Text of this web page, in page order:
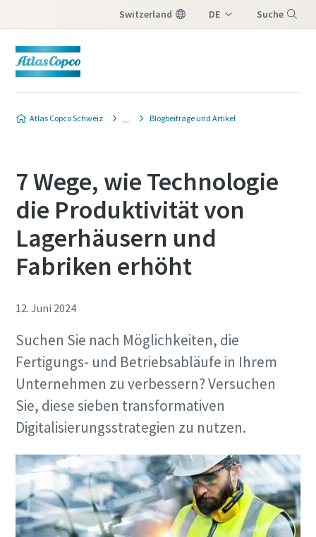
Switzerland DE Suche
Atlas Copco Schweiz Blogbeiträge und Artikel
7 Wege, wie Technologie
die Produktivität von
Lagerhäusern und
Fabriken erhöht
12. Juni 2024
Suchen Sie nach Möglichkeiten, die
Fertigungs- und Betriebsabläufe in Ihrem
Unternehmen zu verbessern? Versuchen
Sie, diese sieben transformativen
Digitalisierungsstrategien zu nutzen.